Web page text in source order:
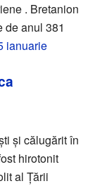
. Bretanion
de anul 381
ianuarie
și călugărit în
hirotonit
al Țării